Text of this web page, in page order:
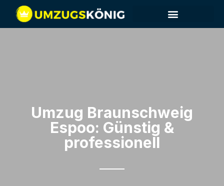
Umzug Braunschweig​
Espoo: Günstig &
professionell​